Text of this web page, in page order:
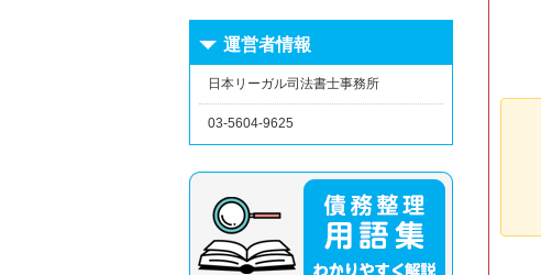
運営者情報
日本リーガル司法書士事務所
03-5604-9625